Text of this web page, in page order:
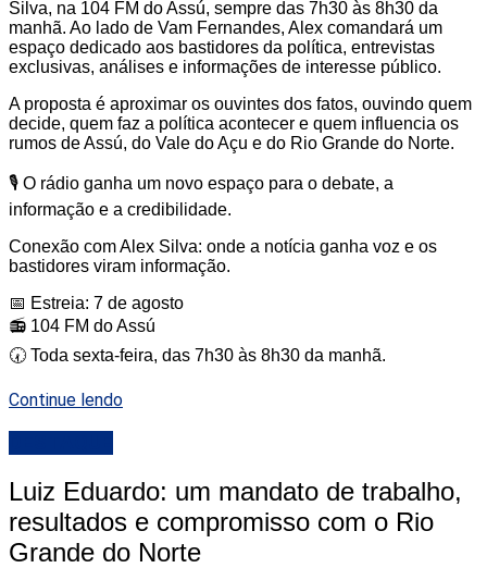
Silva, na 104 FM do Assú, sempre das 7h30 às 8h30 da
manhã. Ao lado de Vam Fernandes, Alex comandará um
espaço dedicado aos bastidores da política, entrevistas
exclusivas, análises e informações de interesse público.
A proposta é aproximar os ouvintes dos fatos, ouvindo quem
decide, quem faz a política acontecer e quem influencia os
rumos de Assú, do Vale do Açu e do Rio Grande do Norte.
🎙️ O rádio ganha um novo espaço para o debate, a
informação e a credibilidade.
Conexão com Alex Silva: onde a notícia ganha voz e os
bastidores viram informação.
📅 Estreia: 7 de agosto
📻 104 FM do Assú
🕢 Toda sexta-feira, das 7h30 às 8h30 da manhã.
Continue lendo
Luiz Eduardo: um mandato de trabalho,
resultados e compromisso com o Rio
Grande do Norte